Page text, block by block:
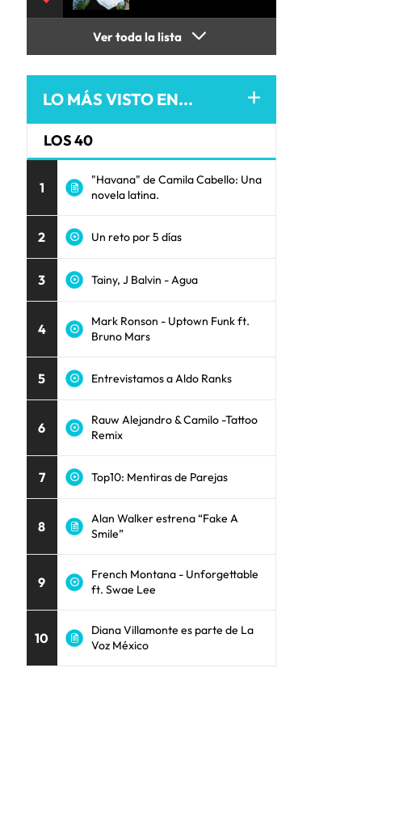
Ver toda la lista
LO MÁS VISTO EN...
LOS 40
1
"Havana" de Camila Cabello: Una
novela latina.
2 Un reto por 5 días
3 Tainy, J Balvin - Agua
4
Mark Ronson - Uptown Funk ft.
Bruno Mars
5 Entrevistamos a Aldo Ranks
6
Rauw Alejandro & Camilo -Tattoo
Remix
7 Top10: Mentiras de Parejas
8
Alan Walker estrena “Fake A
Smile”
9
French Montana - Unforgettable
ft. Swae Lee
10
Diana Villamonte es parte de La
Voz México